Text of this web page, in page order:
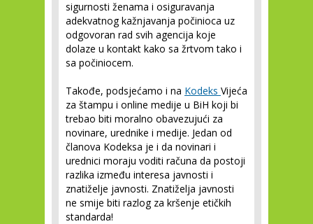
sigurnosti ženama i osiguravanja
adekvatnog kažnjavanja počinioca uz
odgovoran rad svih agencija koje
dolaze u kontakt kako sa žrtvom tako i
sa počiniocem.
Takođe, podsjećamo i na Kodeks Vijeća
za štampu i online medije u BiH koji bi
trebao biti moralno obavezujući za
novinare, urednike i medije. Jedan od
članova Kodeksa je i da novinari i
urednici moraju voditi računa da postoji
razlika između interesa javnosti i
znatiželje javnosti. Znatiželja javnosti
ne smije biti razlog za kršenje etičkih
standarda!